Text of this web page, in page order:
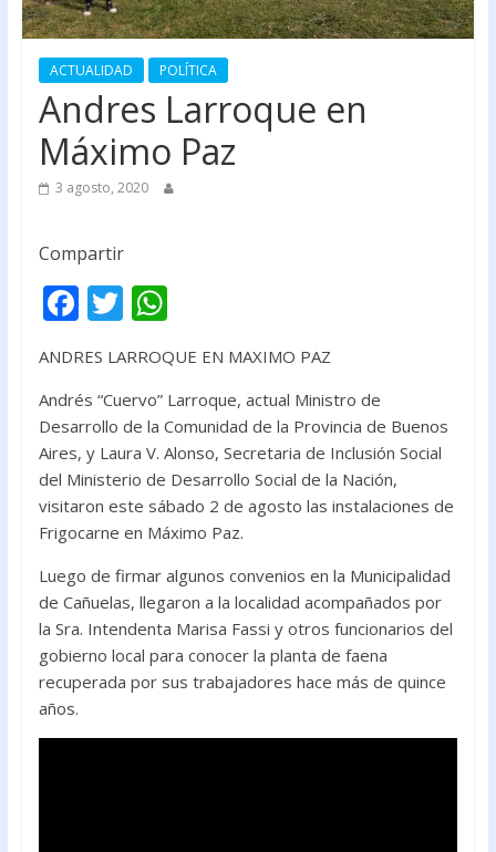
ACTUALIDAD POLÍTICA
Andres Larroque en
Máximo Paz
3 agosto, 2020
Compartir
F
e
b
o
o
k
T
itt
er
W
at
s
A
p
p
ANDRES LARROQUE EN MAXIMO PAZ
Andrés “Cuervo” Larroque, actual Ministro de
Desarrollo de la Comunidad de la Provincia de Buenos
Aires, y Laura V. Alonso, Secretaria de Inclusión Social
del Ministerio de Desarrollo Social de la Nación,
visitaron este sábado 2 de agosto las instalaciones de
Frigocarne en Máximo Paz.
Luego de firmar algunos convenios en la Municipalidad
de Cañuelas, llegaron a la localidad acompañados por
la Sra. Intendenta Marisa Fassi y otros funcionarios del
gobierno local para conocer la planta de faena
recuperada por sus trabajadores hace más de quince
años.